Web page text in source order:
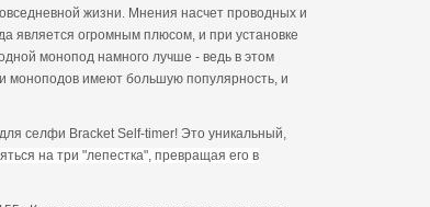
жизни. Мнения насчет проводных и
является огромным плюсом, и при установке
монопод намного лучше - ведь в этом
моноподов имеют большую популярность, и
селфи Bracket Self-timer! Это уникальный,
на три "лепестка", превращая его в